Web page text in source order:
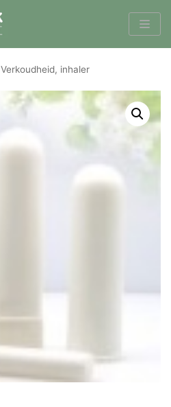
Verkoudheid, inhaler